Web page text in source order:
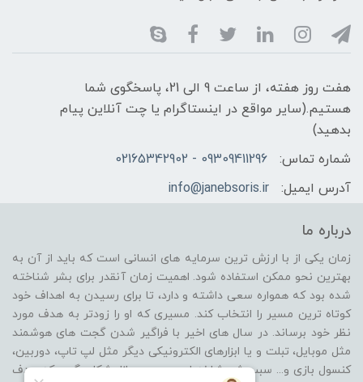
هفت روز هفته، از ساعت 9 الی 21، پاسخگوی شما
هستیم.(سایر مواقع در اینستاگرام یا چت آنلاین پیام
بدهید)
شماره تماس:
09309411296 - 02165342902
آدرس ایمیل:
info@janebsoris.ir
درباره ما
زمان یکی از با ارزش ترین سرمایه های انسانی است که باید از آن به
بهترین نحو ممکن استفاده شود. اهمیت زمان آنقدر برای بشر شناخته
شده بود که همواره سعی داشته و دارد، تا برای رسیدن به اهداف خود
کوتاه ترین مسیر را انتخاب کند. مسیری که او را زودتر به هدف مورد
نظر خود برساند. در سال های اخیر با فراگیر شدن گجت های هوشمند
مثل موبایل، تبلت و یا ابزارهای الکترونیکی دیگر مثل لپ تاپ، دوربین،
کنسول بازی و... سبب شد شاخه ای جدید در بازار شکل بگیرد که هدف